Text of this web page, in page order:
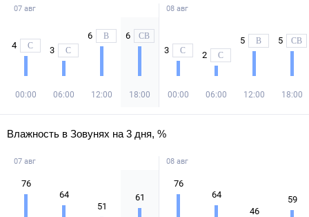
07 авг
4 С
00:00
3 С
06:00
6 В
12:00
6 СВ
18:00
08 авг
3 С
00:00
2 С
06:00
5 В
12:00
5 СВ
18:00
Влажность в Зовунях на 3 дня, %
07 авг
76
64
51
61
08 авг
76
64
46
59